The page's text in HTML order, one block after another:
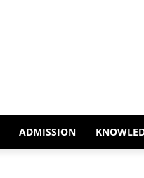
ADMISSION